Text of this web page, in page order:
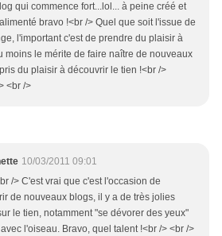
qui commence fort...lol... à peine créé et
bravo !<br /> Quel que soit l'issue de
l'important c'est de prendre du plaisir à
moins le mérite de faire naître de nouveaux
du plaisir à découvrir le tien !<br />
<br />
10/03/2011 09:01
/> C'est vrai que c'est l'occasion de
de nouveaux blogs, il y a de très jolies
le tien, notamment "se dévorer des yeux"
l'oiseau. Bravo, quel talent !<br /> <br />